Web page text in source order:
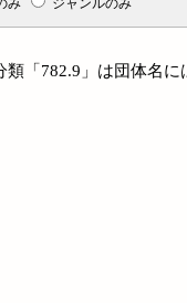
類「782.9」は団体名